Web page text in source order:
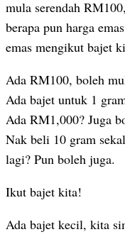
mula serendah
berapa pun harga
emas mengikut bajet
Ada RM100, boleh
Ada bajet untuk 1
Ada RM1,000? Juga
Nak beli 10 gram
lagi? Pun boleh juga.
Ikut bajet kita!
Ada bajet kecil, kita